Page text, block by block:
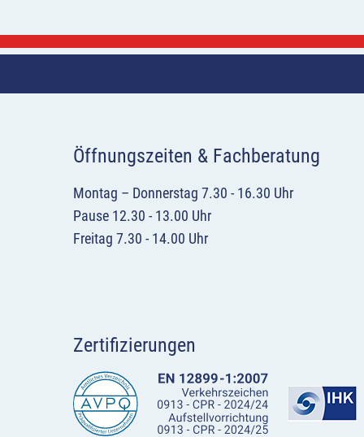
Öffnungszeiten & Fachberatung
Montag – Donnerstag 7.30 - 16.30 Uhr
Pause 12.30 - 13.00 Uhr
Freitag 7.30 - 14.00 Uhr
Zertifizierungen